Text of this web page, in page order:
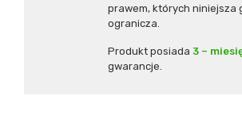
prawem, których niniejsza
ogranicza.
Produkt posiada 3 –
gwarancje.